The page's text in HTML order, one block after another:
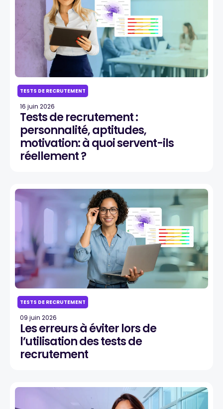
TESTS DE RECRUTEMENT
16 juin 2026
Tests de recrutement :
personnalité, aptitudes,
motivation: à quoi servent-ils
réellement ?
TESTS DE RECRUTEMENT
09 juin 2026
Les erreurs à éviter lors de
l’utilisation des tests de
recrutement